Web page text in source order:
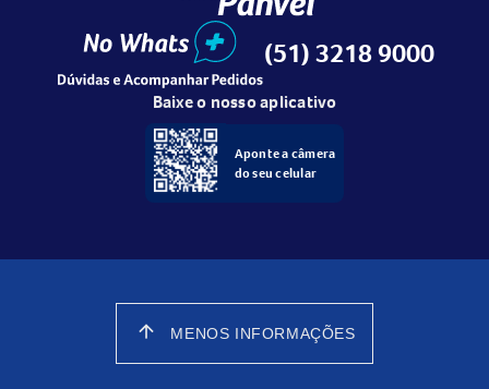
(51) 3218 9000
Baixe o nosso aplicativo
Aponte a câmera
do seu celular
arrow_upward MENOS INFORMAÇÕES